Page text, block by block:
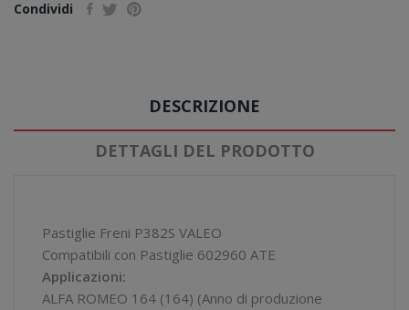
Condividi
DESCRIZIONE
DETTAGLI DEL PRODOTTO
Pastiglie Freni P382S VALEO
Compatibili con Pastiglie 602960 ATE
Applicazioni:
ALFA ROMEO 164 (164) (Anno di produzione